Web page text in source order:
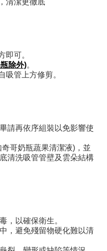
清潔更徹底
即可。
除外)。
吸管上方修剪。
請再依序組裝以免影響使
哥奶瓶蔬果清潔液)，並
清洗吸管管壁及雲朵結構
，以確保衛生。
，避免殘留物硬化難以清